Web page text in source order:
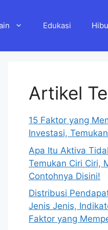
Edukasi
Artikel
15 Faktor yang
Investasi,
Apa Itu Aktiva
Temukan Ciri Ciri,
Contohnya Disini!
Distribusi
Jenis Jenis,
Faktor yang